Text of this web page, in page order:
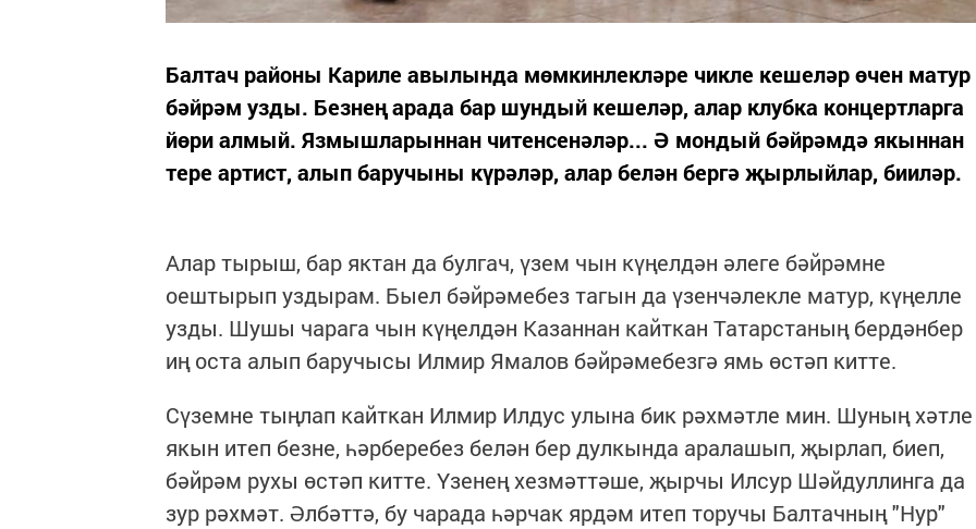
Балтач районы Кариле авылында мөмкинлекләре чикле кешеләр өчен матур
бәйрәм узды. Безнең арада бар шундый кешеләр, алар клубка концертларга
йөри алмый. Язмышларыннан читенсенәләр... Ә мондый бәйрәмдә якыннан
тере артист, алып баручыны күрәләр, алар белән бергә җырлыйлар, бииләр.
Алар тырыш, бар яктан да булгач, үзем чын күңелдән әлеге бәйрәмне
оештырып уздырам. Быел бәйрәмебез тагын да үзенчәлекле матур, күңелле
узды. Шушы чарага чын күңелдән Казаннан кайткан Татарстаның бердәнбер
иң оста алып баручысы Илмир Ямалов бәйрәмебезгә ямь өстәп китте.
Сүземне тыңлап кайткан Илмир Илдус улына бик рәхмәтле мин. Шуның хәтле
якын итеп безне, һәрберебез белән бер дулкында аралашып, җырлап, биеп,
бәйрәм рухы өстәп китте. Үзенең хезмәттәше, җырчы Илсур Шәйдуллинга да
зур рәхмәт. Әлбәттә, бу чарада һәрчак ярдәм итеп торучы Балтачның "Нур"